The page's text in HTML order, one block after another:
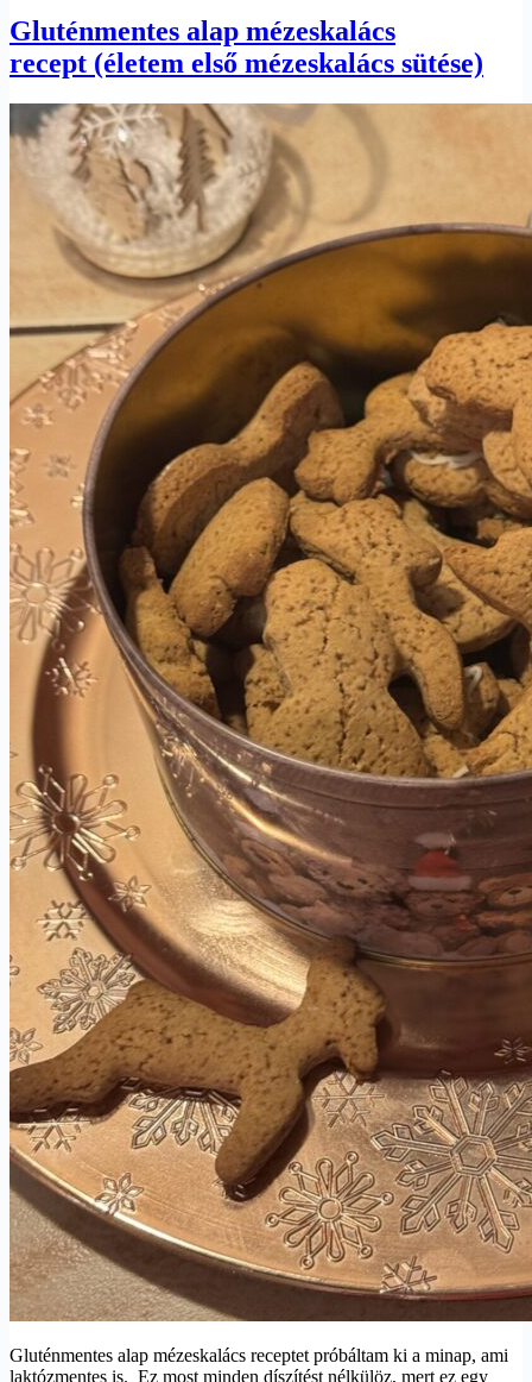
Gluténmentes alap mézeskalács
recept (életem első mézeskalács sütése)
Gluténmentes alap mézeskalács receptet próbáltam ki a minap, ami
laktózmentes is. Ez most minden díszítést nélkülöz, mert ez egy